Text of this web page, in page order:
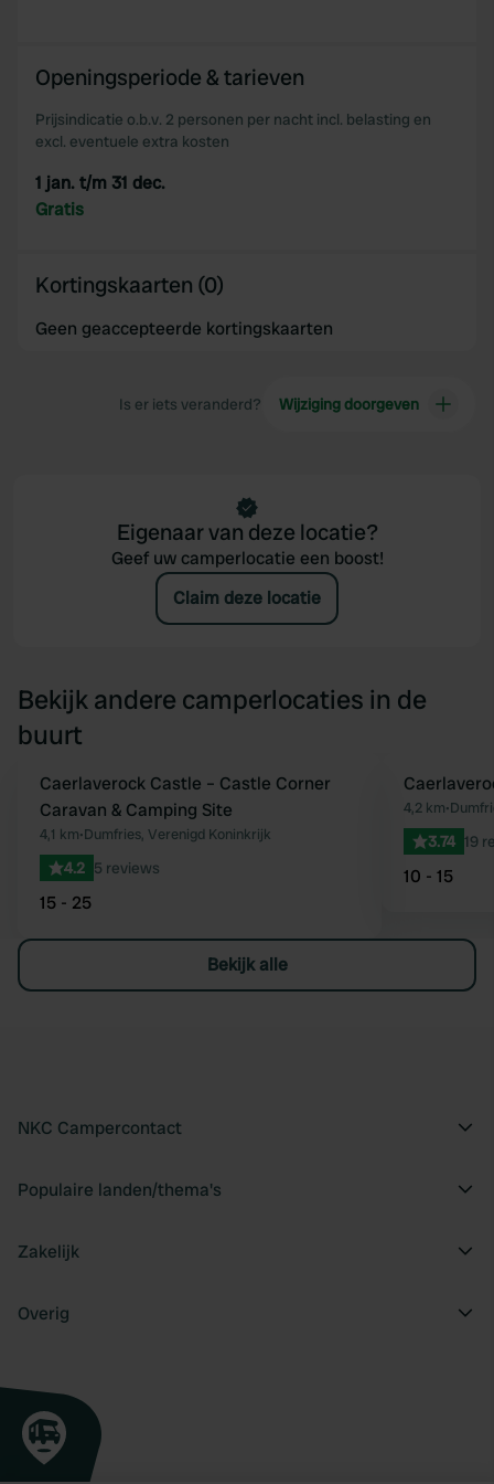
Openingsperiode & tarieven
Prijsindicatie o.b.v. 2 personen per nacht incl. belasting en
excl. eventuele extra kosten
1 jan. t/m 31 dec.
Gratis
Kortingskaarten (0)
Geen geaccepteerde kortingskaarten
Is er iets veranderd? Wijziging doorgeven
Eigenaar van deze locatie?
Geef uw camperlocatie een boost!
Claim deze locatie
Bekijk andere camperlocaties in de
buurt
Favoriet
Caerlaverock Castle – Castle Corner
Caravan & Camping Site
4,1 km•Dumfries, Verenigd Koninkrijk
4.2 5 reviews
15 - 25
4,2 km•
3.74 19
10 - 15
Bekijk alle
NKC Campercontact
Populaire landen/thema's
Zakelijk
Overig